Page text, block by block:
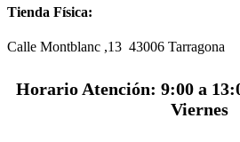
Tienda Física:
Calle Montblanc ,13 43006 Tarragona
Horario Atención: 9:00 a
Viernes